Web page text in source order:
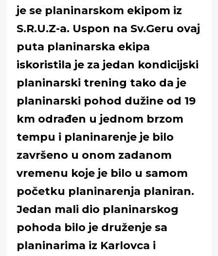
je se planinarskom ekipom iz
S.R.U.Z-a. Uspon na Sv.Geru ovaj
puta planinarska ekipa
iskoristila je za jedan kondicijski
planinarski trening tako da je
planinarski pohod dužine od 19
km odrađen u jednom brzom
tempu i planinarenje je bilo
završeno u onom zadanom
vremenu koje je bilo u samom
početku planinarenja planiran.
Jedan mali dio planinarskog
pohoda bilo je druženje sa
planinarima iz Karlovca i